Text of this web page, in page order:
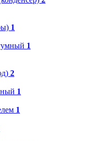
1
1
2
1
1